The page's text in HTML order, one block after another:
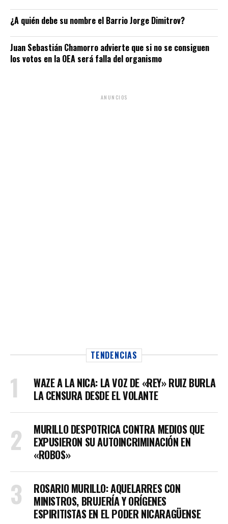
¿A quién debe su nombre el Barrio Jorge Dimitrov?
Juan Sebastián Chamorro advierte que si no se consiguen
los votos en la OEA será falla del organismo
ANUNCIOS
TENDENCIAS
WAZE A LA NICA: LA VOZ DE «REY» RUIZ BURLA
LA CENSURA DESDE EL VOLANTE
MURILLO DESPOTRICA CONTRA MEDIOS QUE
EXPUSIERON SU AUTOINCRIMINACIÓN EN
«ROBOS»
ROSARIO MURILLO: AQUELARRES CON
MINISTROS, BRUJERÍA Y ORÍGENES
ESPIRITISTAS EN EL PODER NICARAGÜENSE